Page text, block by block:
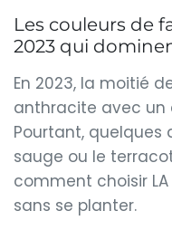
Les couleurs de
2023 qui
En 2023, la moitié
anthracite avec un
Pourtant, quelques
sauge ou le
comment choisir
sans se planter.